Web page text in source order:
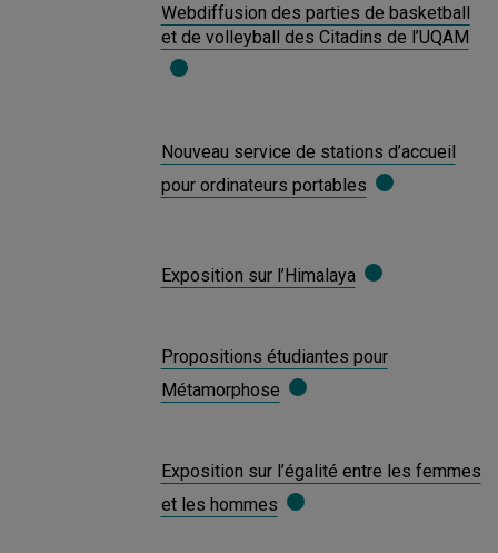
Webdiffusion des parties de basketball
et de volleyball des Citadins de l’UQAM
Nouveau service de stations d’accueil
pour ordinateurs portables
Exposition sur l’Himalaya
Propositions étudiantes pour
Métamorphose
Exposition sur l’égalité entre les femmes
et les hommes